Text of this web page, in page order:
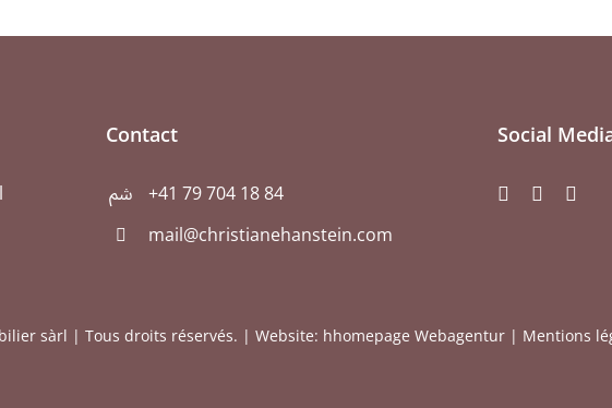
Contact
+41 79 704 18 84
mail@christianehanstein.com
Social
sàrl | Tous droits réservés. | Website: hhomepage Webagentur | Mentions